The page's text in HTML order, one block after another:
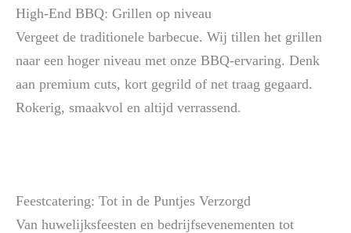
High-End BBQ: Grillen op niveau
Vergeet de traditionele barbecue. Wij tillen het grillen
naar een hoger niveau met onze BBQ-ervaring. Denk
aan premium cuts, kort gegrild of net traag gegaard.
Rokerig, smaakvol en altijd verrassend.
Feestcatering: Tot in de Puntjes Verzorgd
Van huwelijksfeesten en bedrijfsevenementen tot